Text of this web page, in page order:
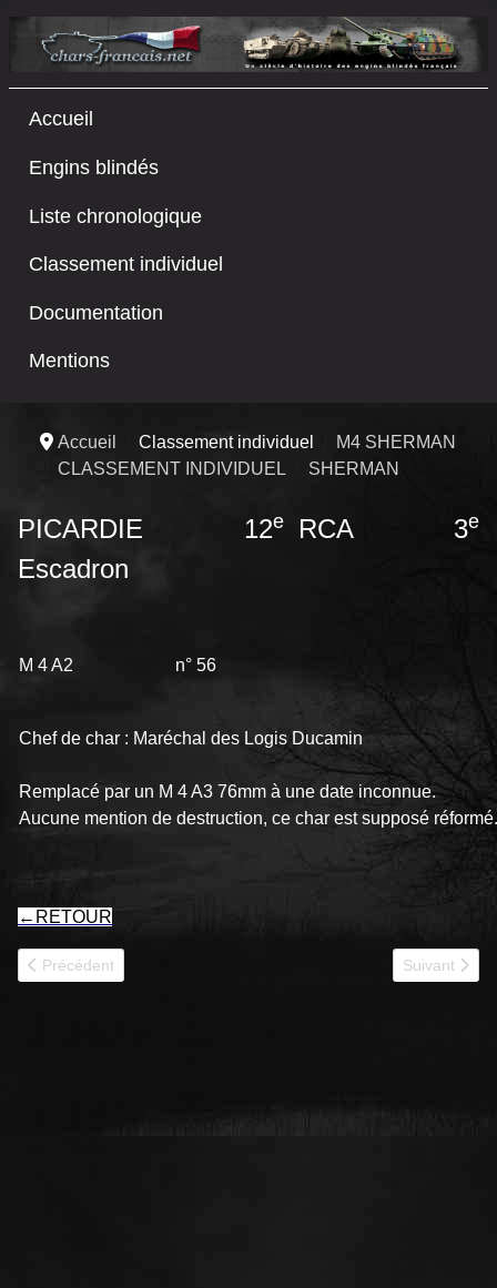
Accueil
Engins blindés
Liste chronologique
Classement individuel
Documentation
Mentions
Accueil Classement individuel
M4 SHERMAN
CLASSEMENT INDIVIDUEL
SHERMAN
PICARDIE 12e RCA 3e
Escadron
M 4 A2 n° 56
Chef de char : Maréchal des Logis Ducamin
Remplacé par un M 4 A3 76mm à une date inconnue.
Aucune mention de destruction, ce char est supposé réformé.
← RETOUR
Article précédent : PICARDIE (2) VITTEL SAVOIE II
Précédent Article
Suivant